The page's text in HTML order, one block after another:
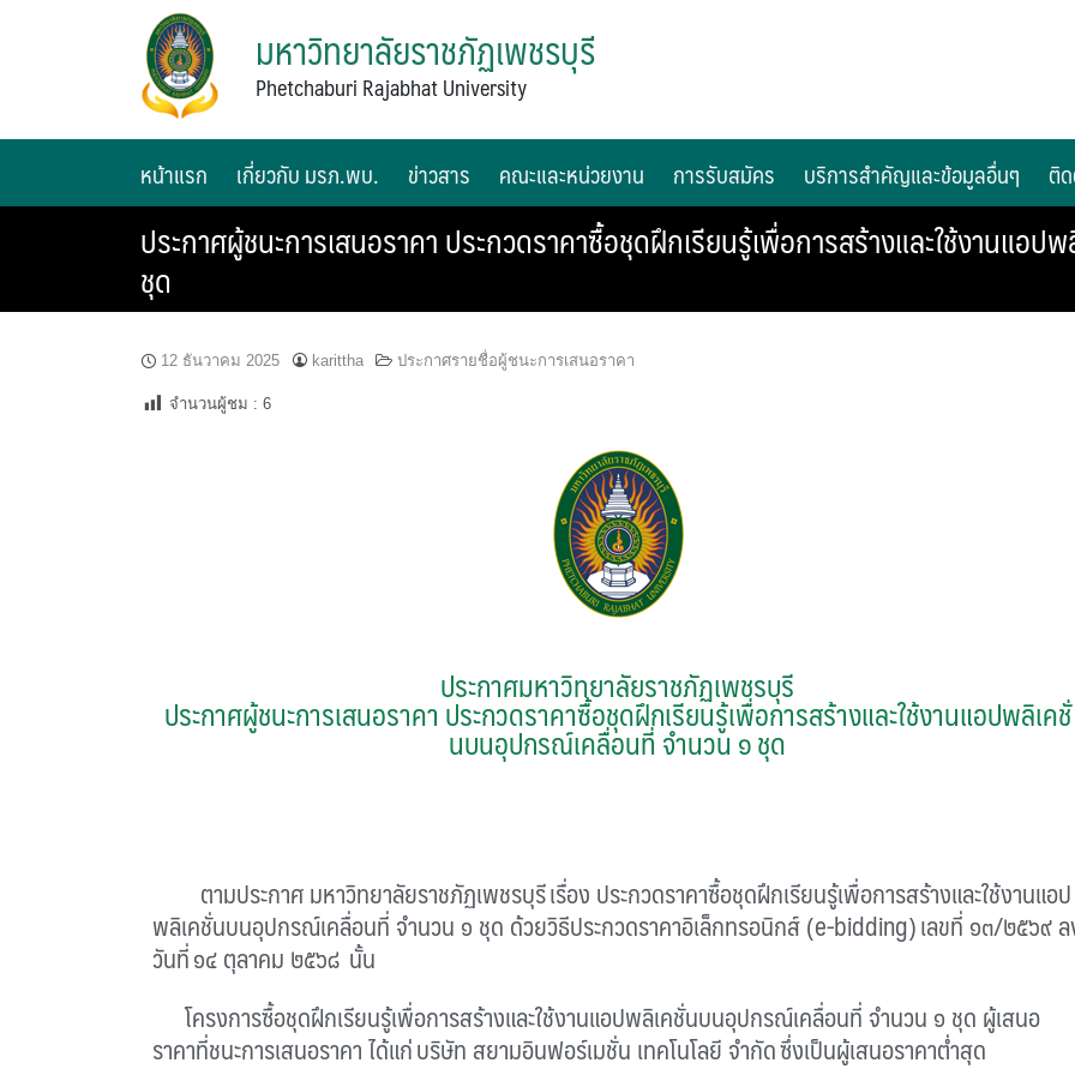
มหาวิทยาลัยราชภัฏเพชรบุรี
Phetchaburi Rajabhat University
หน้าแรก เกี่ยวกับ มรภ.พบ. ข่าวสาร คณะและหน่วยงาน การรับสมัคร บริการสำคัญและข้อมูลอื่นๆ ติ
ประกาศผู้ชนะการเสนอราคา ประกวดราคาซื้อชุดฝึกเรียนรู้เพื่อการสร้างและใช้งานแ
ชุด
12 ธันวาคม 2025 karittha ประกาศรายชื่อผู้ชนะการเสนอราคา
จำนวนผู้ชม : 6
ประกาศมหาวิทยาลัยราชภัฏเพชรบุรี
ประกาศผู้ชนะการเสนอราคา ประกวดราคาซื้อชุดฝึกเรียนรู้เพื่อการสร้างและใช้งานแอปพลิเคชั่
นบนอุปกรณ์เคลื่อนที่ จำนวน ๑ ชุด
ตามประกาศ มหาวิทยาลัยราชภัฏเพชรบุรีเรื่อง ประกวดราคาซื้อชุดฝึกเรียนรู้เพื่อการสร้างและใช้งานแอป
พลิเคชั่นบนอุปกรณ์เคลื่อนที่ จำนวน ๑ ชุด ด้วยวิธีประกวดราคาอิเล็กทรอนิกส์ (e-bidding)เลขที่ ๑๓/๒๕๖๙
วันที่๑๔ตุลาคม ๒๕๖๘ นั้น
โครงการซื้อชุดฝึกเรียนรู้เพื่อการสร้างและใช้งานแอปพลิเคชั่นบนอุปกรณ์เคลื่อนที่ จำนวน ๑ ชุด ผู้เสนอ
ราคาที่ชนะการเสนอราคา ได้แก่บริษัท สยามอินฟอร์เมชั่น เทคโนโลยี จำกัดซึ่งเป็นผู้เสนอราคาต่ำสุด